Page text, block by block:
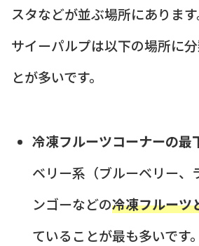
スタなどが並ぶ場所にありま
サイーパルプは以下の場所に
とが多いです。
冷凍フルーツコーナーの最
ベリー系（ブルーベリー、
ンゴーなどの冷凍フルーツ
ていることが最も多いです